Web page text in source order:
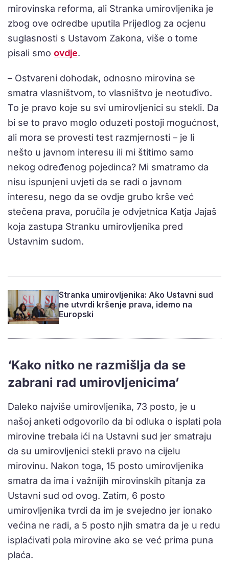
mirovinska reforma, ali Stranka umirovljenika je
zbog ove odredbe uputila Prijedlog za ocjenu
suglasnosti s Ustavom Zakona, više o tome
pisali smo ovdje.
– Ostvareni dohodak, odnosno mirovina se
smatra vlasništvom, to vlasništvo je neotuđivo.
To je pravo koje su svi umirovljenici su stekli. Da
bi se to pravo moglo oduzeti postoji mogućnost,
ali mora se provesti test razmjernosti – je li
nešto u javnom interesu ili mi štitimo samo
nekog određenog pojedinca? Mi smatramo da
nisu ispunjeni uvjeti da se radi o javnom
interesu, nego da se ovdje grubo krše već
stečena prava, poručila je odvjetnica Katja Jajaš
koja zastupa Stranku umirovljenika pred
Ustavnim sudom.
Stranka umirovljenika: Ako Ustavni sud
ne utvrdi kršenje prava, idemo na
Europski
‘Kako nitko ne razmišlja da se
zabrani rad umirovljenicima’
Daleko najviše umirovljenika, 73 posto, je u
našoj anketi odgovorilo da bi odluka o isplati pola
mirovine trebala ići na Ustavni sud jer smatraju
da su umirovljenici stekli pravo na cijelu
mirovinu. Nakon toga, 15 posto umirovljenika
smatra da ima i važnijih mirovinskih pitanja za
Ustavni sud od ovog. Zatim, 6 posto
umirovljenika tvrdi da im je svejedno jer ionako
većina ne radi, a 5 posto njih smatra da je u redu
isplaćivati pola mirovine ako se već prima puna
plaća.